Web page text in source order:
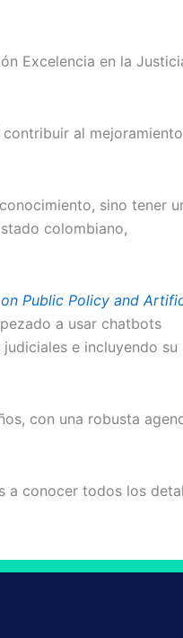
Excelencia en la
al
sino tener
colombiano,
Public Policy and
a usar chatbots
e incluyendo su
con una robusta
a conocer todos los